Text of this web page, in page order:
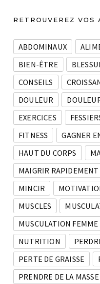
RETROUVEREZ VOS
ABDOMINAUX
BIEN-ÊTRE
CONSEILS
DOULEUR
EXERCICES
FITNESS
GAGNER
HAUT DU CORPS
MAIGRIR RAPIDEMENT
MINCIR
MUSCLES
MUSCULATION FEMME
NUTRITION
PERTE DE GRAISSE
PRENDRE DE LA MASSE